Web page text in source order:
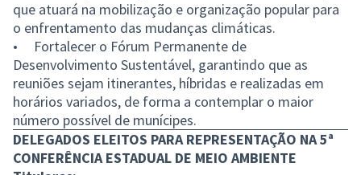
que atuará na mobilização e organização popular para
o enfrentamento das mudanças climáticas.
• Fortalecer o Fórum Permanente de
Desenvolvimento Sustentável, garantindo que as
reuniões sejam itinerantes, híbridas e realizadas em
horários variados, de forma a contemplar o maior
número possível de munícipes.
DELEGADOS ELEITOS PARA REPRESENTAÇÃO NA 5ª
CONFERÊNCIA ESTADUAL DE MEIO AMBIENTE